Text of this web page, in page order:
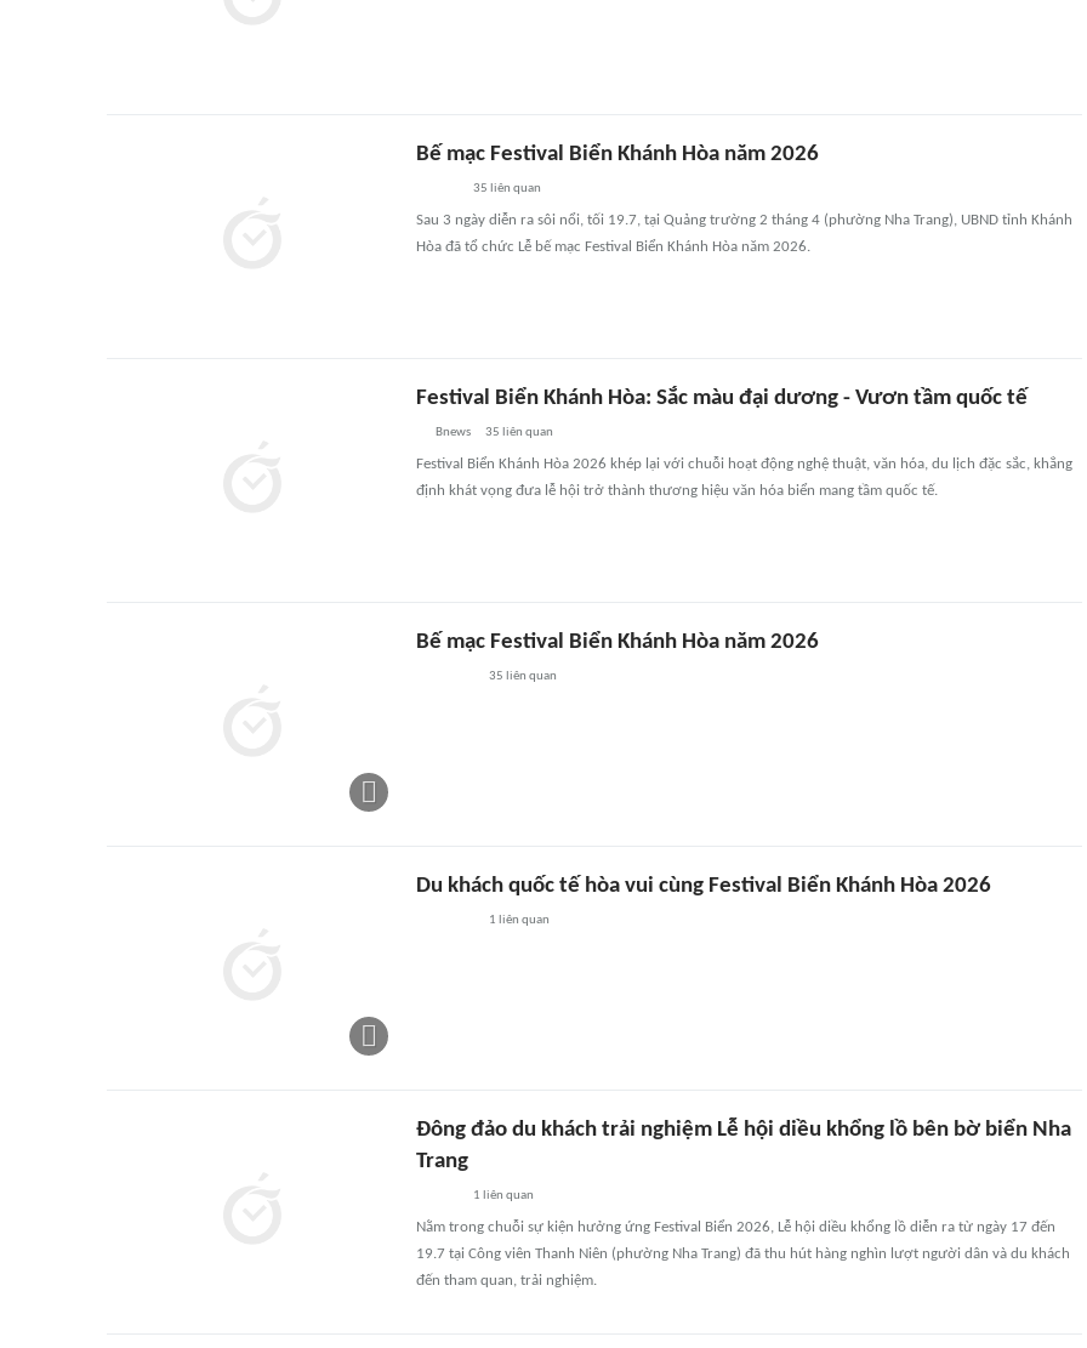
Bế mạc Festival Biển Khánh Hòa năm 2026
35 liên quan
Sau 3 ngày diễn ra sôi nổi, tối 19.7, tại Quảng trường 2 tháng 4 (phường Nha Trang), UBND tỉnh Khánh
Hòa đã tổ chức Lễ bế mạc Festival Biển Khánh Hòa năm 2026.
Festival Biển Khánh Hòa: Sắc màu đại dương - Vươn tầm quốc tế
Bnews 35 liên quan
Festival Biển Khánh Hòa 2026 khép lại với chuỗi hoạt động nghệ thuật, văn hóa, du lịch đặc sắc, khẳng
định khát vọng đưa lễ hội trở thành thương hiệu văn hóa biển mang tầm quốc tế.
Bế mạc Festival Biển Khánh Hòa năm 2026
35 liên quan
Du khách quốc tế hòa vui cùng Festival Biển Khánh Hòa 2026
1 liên quan
Đông đảo du khách trải nghiệm Lễ hội diều khổng lồ bên bờ biển Nha
Trang
1 liên quan
Nằm trong chuỗi sự kiện hưởng ứng Festival Biển 2026, Lễ hội diều khổng lồ diễn ra từ ngày 17 đến
19.7 tại Công viên Thanh Niên (phường Nha Trang) đã thu hút hàng nghìn lượt người dân và du khách
đến tham quan, trải nghiệm.